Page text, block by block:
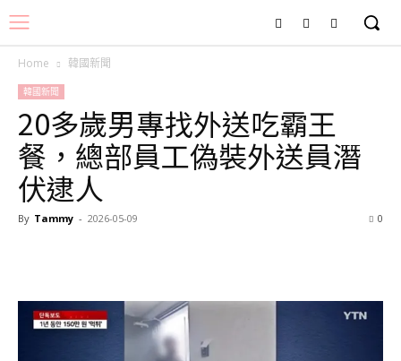
Home 韓國新聞
韓國新聞
20多歲男專找外送吃霸王
餐，總部員工偽裝外送員潛
伏逮人
By Tammy - 2026-05-09 0